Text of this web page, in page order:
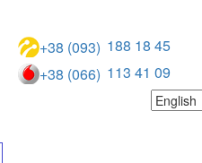
+38 (093) 188 18 45
+38 (066) 113 41 09